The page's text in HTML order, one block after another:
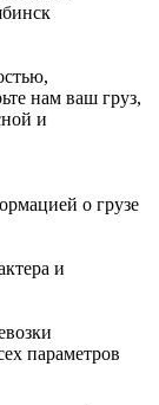
нам ваш груз,
и
о грузе
и
параметров